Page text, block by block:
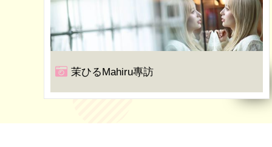
茉ひるMahiru專訪